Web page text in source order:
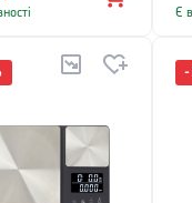
Є
-